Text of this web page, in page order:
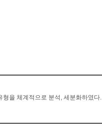
형을 체계적으로 분석, 세분화하였다.